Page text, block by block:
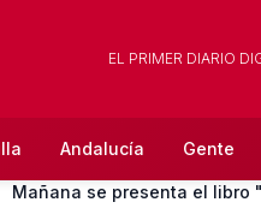
EL PRIMER DIARIO
Andalucía Gente
Mañana se presenta el libro